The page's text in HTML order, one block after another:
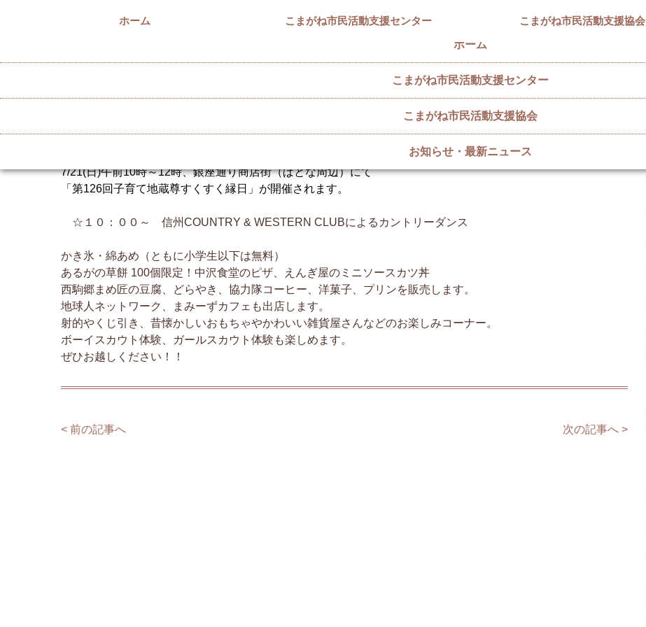
ホーム こまがね市民活動支援センター こまがね市民活動支援協会
ホーム
こまがね市民活動支援センター
こまがね市民活動支援協会
お知らせ・最新ニュース
7/21(日)午前10時～12時、銀座通り商店街（ぱとな周辺）にて
「第126回子育て地蔵尊すくすく縁日」が開催されます。
☆１０：００～ 信州COUNTRY & WESTERN CLUBによるカントリーダンス
かき氷・綿あめ（ともに小学生以下は無料）
あるがの草餅 100個限定！中沢食堂のピザ、えんぎ屋のミニソースカツ丼
西駒郷まめ匠の豆腐、どらやき、協力隊コーヒー、洋菓子、プリンを販売します。
地球人ネットワーク、まみーずカフェも出店します。
射的やくじ引き、昔懐かしいおもちゃやかわいい雑貨屋さんなどのお楽しみコーナー。
ボーイスカウト体験、ガールスカウト体験も楽しめます。
ぜひお越しください！！
< 前の記事へ 次の記事へ >